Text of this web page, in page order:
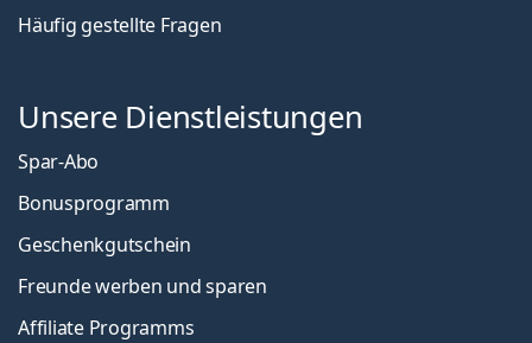
Häufig gestellte Fragen
Unsere Dienstleistungen
Spar-Abo
Bonusprogramm
Geschenkgutschein
Freunde werben und sparen
Affiliate Programms